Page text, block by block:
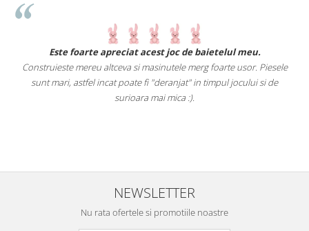
Este foarte apreciat acest joc de baietelul meu.
Construieste mereu altceva si masinutele merg foarte usor. Piesele
sunt mari, astfel incat poate fi "deranjat" in timpul jocului si de
surioara mai mica :).
NEWSLETTER
Nu rata ofertele si promotiile noastre